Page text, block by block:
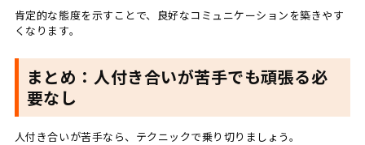
肯定的な態度を示すことで、良好なコミュニケーションを築きやす
くなります。
まとめ：人付き合いが苦手でも頑張る必
要なし
人付き合いが苦手なら、テクニックで乗り切りましょう。